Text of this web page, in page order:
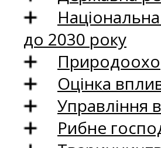
до 2030 року
Оцінка
Управління
Рибне